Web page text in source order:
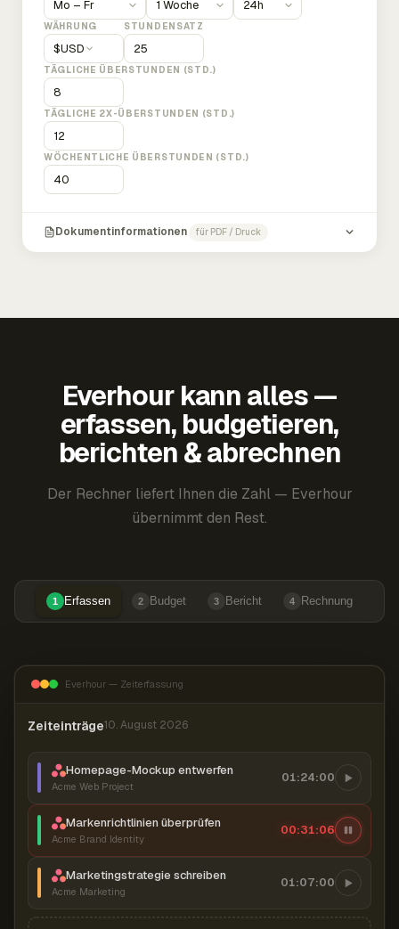
WÄHRUNG
$USD
STUNDENSATZ
TÄGLICHE ÜBERSTUNDEN (STD.)
TÄGLICHE 2X-ÜBERSTUNDEN (STD.)
WÖCHENTLICHE ÜBERSTUNDEN (STD.)
Dokumentinformationen für PDF / Druck
Everhour kann alles —
erfassen, budgetieren,
berichten & abrechnen
Der Rechner liefert Ihnen die Zahl — Everhour
übernimmt den Rest.
1 Erfassen 2 Budget 3 Bericht 4 Rechnung
Everhour — Zeiterfassung
Zeiteinträge10. August 2026
Homepage-Mockup entwerfen
Acme Web Project
01:24:00
Markenrichtlinien überprüfen
Acme Brand Identity
00:31:06
Marketingstrategie schreiben
Acme Marketing
01:07:00